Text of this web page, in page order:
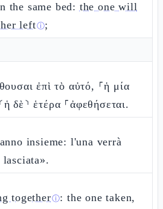
the same bed: the one will
leftⓘ;
ἐπὶ τὸ αὐτό, ⸀ἡ μία
δὲ⸃ ἑτέρα ⸀ἀφεθήσεται.
insieme: l'una verrà
togetherⓘ: the one taken,